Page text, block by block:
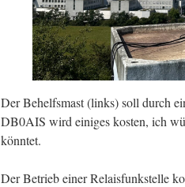
Der Behelfsmast (links) soll durch
DB0AIS wird einiges kosten, ich
könntet.
Der Betrieb einer Relaisfunkstelle